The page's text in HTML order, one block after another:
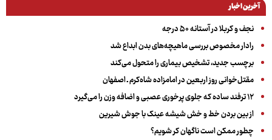
آخرین اخبار
نجف و کربلا در آستانه ۵۰ درجه
رادار مخصوص بررسی ماهیچه‌های بدن ابداع شد
برچسب جدید، تشخیص بیماری را متحول می‌کند
مقتل‌خوانی روز اربعین در امامزاده شاه‌کرم ـ اصفهان
۱۲ ترفند ساده که جلوی پرخوری عصبی و اضافه ‌وزن را می‌گیرد
از بین بردن خط و خش شیشه عینک با جوش شیرین
چطور ممکن است ناگهان کر شویم؟